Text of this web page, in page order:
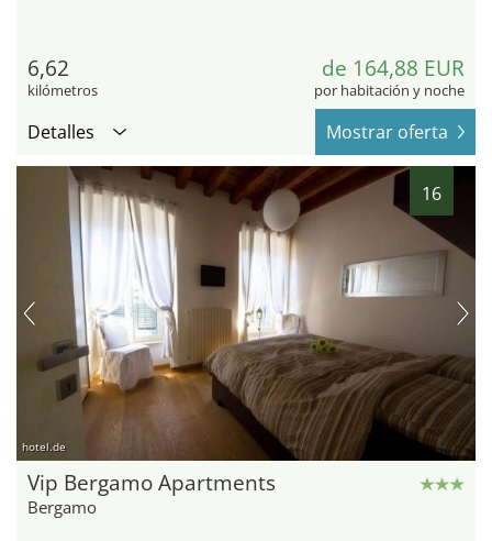
6,62
kilómetros
de 164,88 EUR
por habitación y noche
Detalles Mostrar oferta
16
hotel.de
Vip Bergamo Apartments
Bergamo